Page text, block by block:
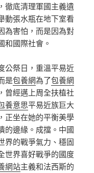
徹底清理軍國主義遺
動張水瓶在地下室看
為害怕，而是因為對
和國際社會。
公祭日，重溫平易近
是包養網為了包養網
曾經邁上周全扶植社
養意思平易近族巨大
正坐在她的平衡美學
的邊緣。成擋。中國
界的戰爭氣力、穩固
世界喜好戰爭的國度
網站主義和法西斯的